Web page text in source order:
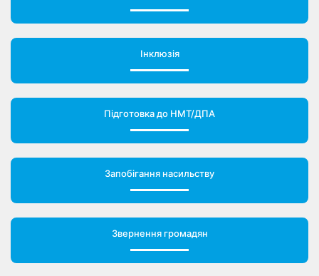
Інклюзія
Підготовка до НМТ/ДПА
Запобігання насильству
Звернення громадян